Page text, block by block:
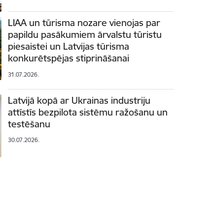
LIAA un tūrisma nozare vienojas par
papildu pasākumiem ārvalstu tūristu
piesaistei un Latvijas tūrisma
konkurētspējas stiprināšanai
31.07.2026.
Latvijā kopā ar Ukrainas industriju
attīstīs bezpilota sistēmu ražošanu un
testēšanu
30.07.2026.